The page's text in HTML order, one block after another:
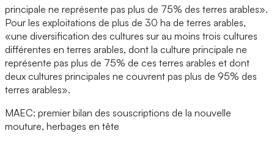
principale ne représente pas plus de 75% des terres arables».
Pour les exploitations de plus de 30 ha de terres arables,
«une diversification des cultures sur au moins trois cultures
différentes en terres arables, dont la culture principale ne
représente pas plus de 75% de ces terres arables et dont
deux cultures principales ne couvrent pas plus de 95% des
terres arables».
MAEC: premier bilan des souscriptions de la nouvelle
mouture, herbages en tête